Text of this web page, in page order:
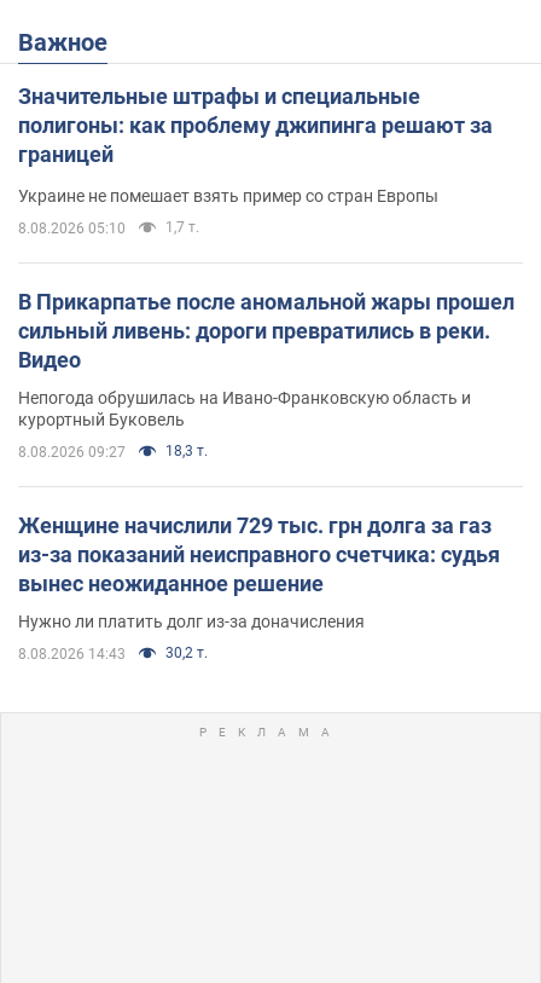
Важное
Значительные штрафы и специальные
полигоны: как проблему джипинга решают за
границей
Украине не помешает взять пример со стран Европы
8.08.2026 05:10 1,7 т.
В Прикарпатье после аномальной жары прошел
сильный ливень: дороги превратились в реки.
Видео
Непогода обрушилась на Ивано-Франковскую область и
курортный Буковель
8.08.2026 09:27 18,3 т.
Женщине начислили 729 тыс. грн долга за газ
из-за показаний неисправного счетчика: судья
вынес неожиданное решение
Нужно ли платить долг из-за доначисления
8.08.2026 14:43 30,2 т.